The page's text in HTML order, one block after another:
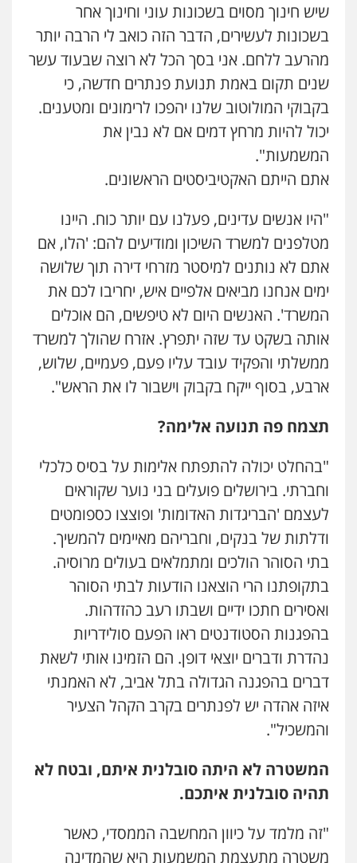
שיש חינוך מסוים בשכונות עוני וחינוך אחר
בשכונות לעשירים, הדבר הזה כואב לי הרבה יותר
מהרעב ללחם. אני בסך הכל לא רוצה שבעוד עשר
שנים תקום באמת תנועת פנתרים חדשה, כי
בקבוקי המולוטוב שלנו יהפכו לרימונים ומטענים.
יכול להיות מרחץ דמים אם לא נבין את
המשמעות".
אתם הייתם האקטיביסטים הראשונים.
"היו אנשים עדינים, פעלנו עם יותר כוח. היינו
מטלפנים למשרד השיכון ומודיעים להם: 'הלו, אם
אתם לא נותנים למיסטר מזרחי דירה תוך שלושה
ימים אנחנו מביאים אלפיים איש, יחריבו לכם את
המשרד'. האנשים היום לא טיפשים, הם אוכלים
אותה בשקט עד שזה יתפרץ. אזרח שהולך למשרד
ממשלתי והפקיד עובד עליו פעם, פעמיים, שלוש,
ארבע, בסוף ייקח בקבוק וישבור לו את הראש".
תצמח פה תנועה אלימה?
"בהחלט יכולה להתפתח אלימות על בסיס כלכלי
וחברתי. בירושלים פועלים בני נוער שקוראים
לעצמם 'הבריגדות האדומות' ופוצצו כספומטים
ודלתות של בנקים, וחבריהם מאיימים להמשיך.
בתי הסוהר הולכים ומתמלאים בעולים מרוסיה.
בתקופתנו הרי הוצאנו הודעות לבתי הסוהר
ואסירים חתכו ידיים ושבתו רעב כהזדהות.
בהפגנות הסטודנטים ראו הפעם סולידריות
נהדרת ודברים יוצאי דופן. הם הזמינו אותי לשאת
דברים בהפגנה הגדולה בתל אביב, לא האמנתי
איזה אהדה יש לפנתרים בקרב הקהל הצעיר
והמשכיל".
המשטרה לא היתה סובלנית איתם, ובטח לא
תהיה סובלנית איתכם.
"זה מלמד על כיוון המחשבה הממסדי, כאשר
משטרה מתעצמת המשמעות היא שהמדינה